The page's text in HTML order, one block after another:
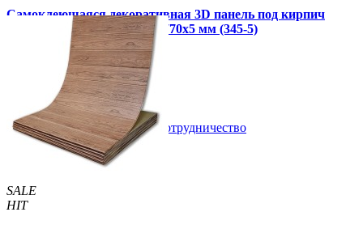
Самоклеющаяся декоративная 3D панель под кирпич
цвета слоновой кости 700x770x5 мм (345-5)
135 грн /шт
Купить В закладки Сотрудничество
SALE
HIT